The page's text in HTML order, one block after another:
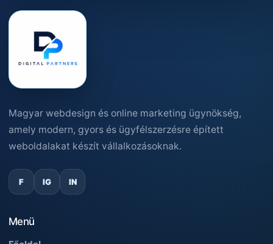
Magyar webdesign és online marketing ügynökség,
amely modern, gyors és ügyfélszerzésre épített
weboldalakat készít vállalkozásoknak.
F IG IN
Menü